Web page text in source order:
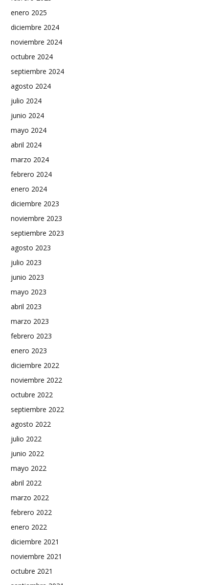
enero 2025
diciembre 2024
noviembre 2024
octubre 2024
septiembre 2024
agosto 2024
julio 2024
junio 2024
mayo 2024
abril 2024
marzo 2024
febrero 2024
enero 2024
diciembre 2023
noviembre 2023
septiembre 2023
agosto 2023
julio 2023
junio 2023
mayo 2023
abril 2023
marzo 2023
febrero 2023
enero 2023
diciembre 2022
noviembre 2022
octubre 2022
septiembre 2022
agosto 2022
julio 2022
junio 2022
mayo 2022
abril 2022
marzo 2022
febrero 2022
enero 2022
diciembre 2021
noviembre 2021
octubre 2021